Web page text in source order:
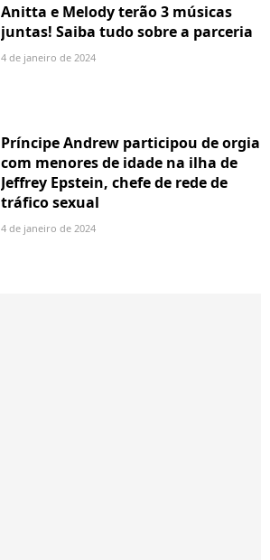
Anitta e Melody terão 3 músicas
juntas! Saiba tudo sobre a parceria
4 de janeiro de 2024
Príncipe Andrew participou de orgia
com menores de idade na ilha de
Jeffrey Epstein, chefe de rede de
tráfico sexual
4 de janeiro de 2024